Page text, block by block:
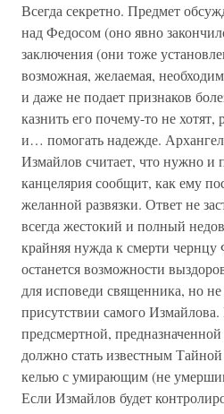
Всегда секретно. Предмет
над Федосом (оно явно
заключения (они тоже
возможная, желаемая,
и даже не подает признаков
казнить его почему-то не хотят,
и… помогать надежде.
Измайлов считает, что нужно и
канцелярия сообщит, как ему
желанной развязки. Ответ не
всегда жестокий и полный
крайняя нужда к смерти
останется возможности
для исповеди священника, но не
присутствии самого
предсмертной,
должно стать известным
келью с умирающим (не
Если Измайлов будет